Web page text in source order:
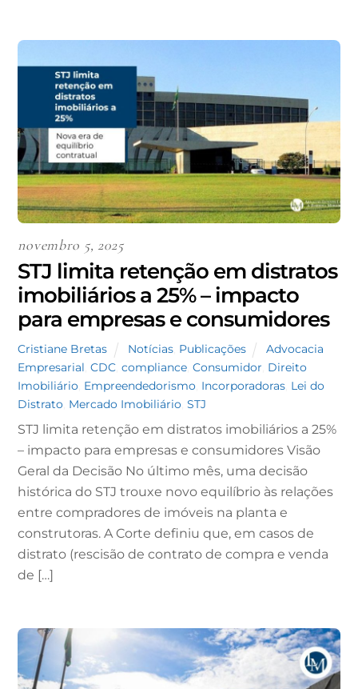
novembro 5, 2025
STJ limita retenção em distratos
imobiliários a 25% – impacto
para empresas e consumidores
Cristiane Bretas Notícias, Publicações
Advocacia
Empresarial ,CDC ,compliance ,Consumidor Direito
Imobiliário Empreendedorismo Incorporadoras Lei do
Distrato Mercado Imobiliário ,STJ
STJ limita retenção em distratos imobiliários a 25%
– impacto para empresas e consumidores Visão
Geral da Decisão No último mês, uma decisão
histórica do STJ trouxe novo equilíbrio às relações
entre compradores de imóveis na planta e
construtoras. A Corte definiu que, em casos de
distrato (rescisão de contrato de compra e venda
de […]